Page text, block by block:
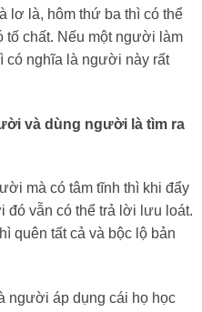
lơ là, hôm thứ ba thì có thể
tố chất. Nếu một người làm
có nghĩa là người này rất
và dùng người là tìm ra
mà có tâm tĩnh thì khi đẩy
đó vẫn có thể trả lời lưu loát.
quên tất cả và bộc lộ bản
người áp dụng cái họ học